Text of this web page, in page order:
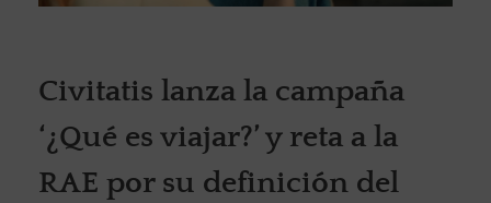
Civitatis lanza la campaña
‘¿Qué es viajar?’ y reta a la
RAE por su definición del